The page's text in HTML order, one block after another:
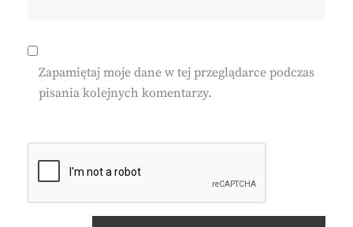
Zapamiętaj moje dane w tej przeglądarce podczas
pisania kolejnych komentarzy.